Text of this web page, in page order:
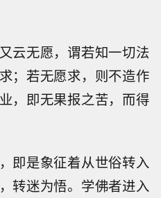
云无愿，谓若知一切法
；若无愿求，则不造作
，即无果报之苦，而得
即是象征着从世俗转入
转迷为悟。学佛者进入